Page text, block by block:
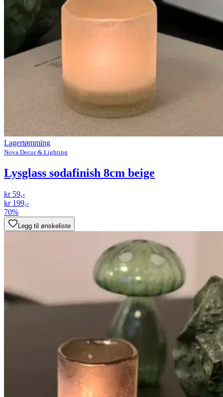
Lagertømming
Nova Decor & Lighting
Lysglass sodafinish 8cm beige
kr 59,-
kr 199,-
70%
Legg til ønskeliste